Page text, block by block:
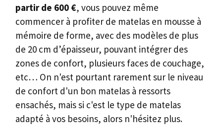
partir de 600 €, vous pouvez même
commencer à profiter de matelas en mousse à
mémoire de forme, avec des modèles de plus
de 20 cm d’épaisseur, pouvant intégrer des
zones de confort, plusieurs faces de couchage,
etc… On n'est pourtant rarement sur le niveau
de confort d'un bon matelas à ressorts
ensachés, mais si c'est le type de matelas
adapté à vos besoins, alors n'hésitez plus.